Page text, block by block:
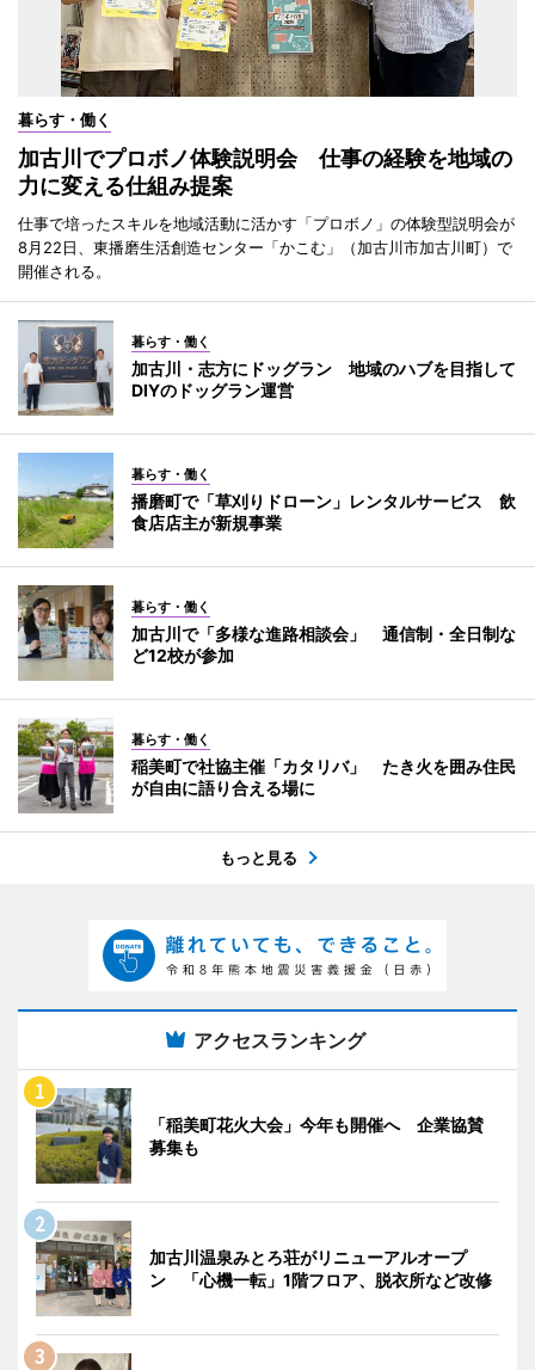
暮らす・働く
加古川でプロボノ体験説明会 仕事の経験を地域の
力に変える仕組み提案
仕事で培ったスキルを地域活動に活かす「プロボノ」の体験型説明会が
8月22日、東播磨生活創造センター「かこむ」（加古川市加古川町）で
開催される。
暮らす・働く
加古川・志方にドッグラン 地域のハブを目指して
DIYのドッグラン運営
暮らす・働く
播磨町で「草刈りドローン」レンタルサービス 飲
食店店主が新規事業
暮らす・働く
加古川で「多様な進路相談会」 通信制・全日制な
ど12校が参加
暮らす・働く
稲美町で社協主催「カタリバ」 たき火を囲み住民
が自由に語り合える場に
もっと見る
アクセスランキング
「稲美町花火大会」今年も開催へ 企業協賛
募集も
加古川温泉みとろ荘がリニューアルオープ
ン 「心機一転」1階フロア、脱衣所など改修